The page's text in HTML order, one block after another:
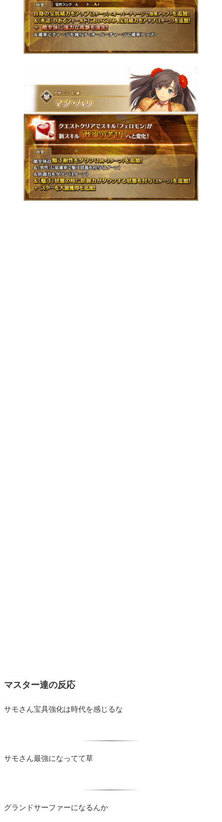
マスター達の反応
サモさん宝具強化は時代を感じるな
サモさん最強になってて草
グランドサーファーになるんか